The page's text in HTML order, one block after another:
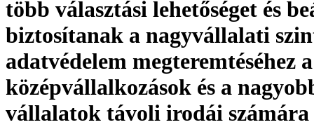
több választási lehetőséget és
biztosítanak a nagyvállalati
adatvédelem megteremtéséhez a
középvállalkozások és a
vállalatok távoli irodái számára